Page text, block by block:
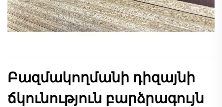
Բազմակողմանի դիզայնի
ճկունություն բարձրագույն